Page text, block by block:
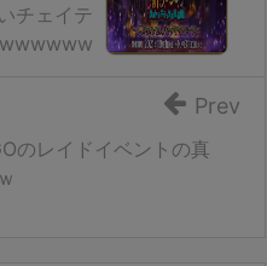
チェイテ
のレイドイベントの真
Prev